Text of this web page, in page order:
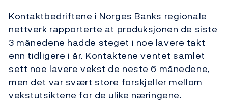
Kontaktbedriftene i Norges Banks regionale
nettverk rapporterte at produksjonen de siste
3 månedene hadde steget i noe lavere takt
enn tidligere i år. Kontaktene ventet samlet
sett noe lavere vekst de neste 6 månedene,
men det var svært store forskjeller mellom
vekstutsiktene for de ulike næringene.